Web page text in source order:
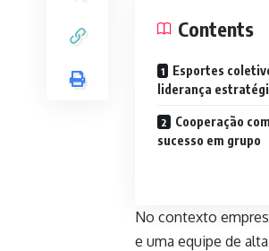
Contents
Esportes
liderança
Cooperação
sucesso em grupo
No contexto
e uma equipe de